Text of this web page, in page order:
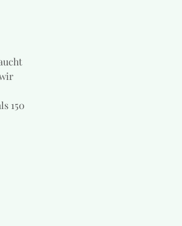
150